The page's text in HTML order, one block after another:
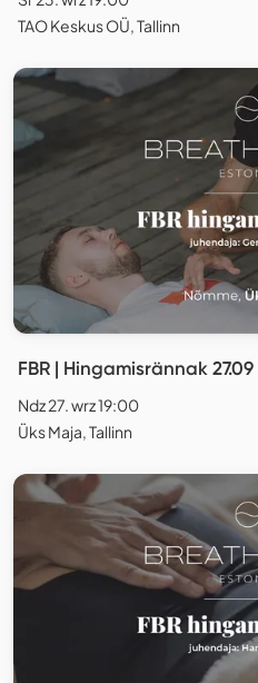
TAO Keskus OÜ, Tallinn
FBR | Hingamisrännak 27.09
Ndz 27. wrz 19:00
Üks Maja, Tallinn